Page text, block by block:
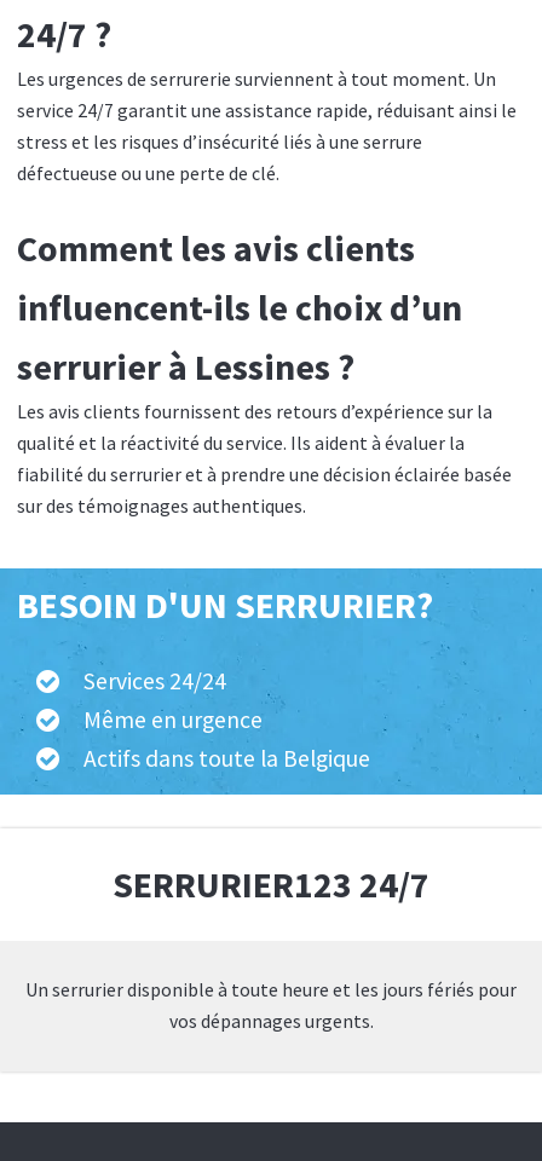
24/7 ?
Les urgences de serrurerie surviennent à tout moment. Un
service 24/7 garantit une assistance rapide, réduisant ainsi le
stress et les risques d’insécurité liés à une serrure
défectueuse ou une perte de clé.
Comment les avis clients
influencent-ils le choix d’un
serrurier à Lessines ?
Les avis clients fournissent des retours d’expérience sur la
qualité et la réactivité du service. Ils aident à évaluer la
fiabilité du serrurier et à prendre une décision éclairée basée
sur des témoignages authentiques.
BESOIN D'UN SERRURIER?
Services 24/24
Même en urgence
Actifs dans toute la Belgique
SERRURIER123 24/7
Un serrurier disponible à toute heure et les jours fériés pour
vos dépannages urgents.